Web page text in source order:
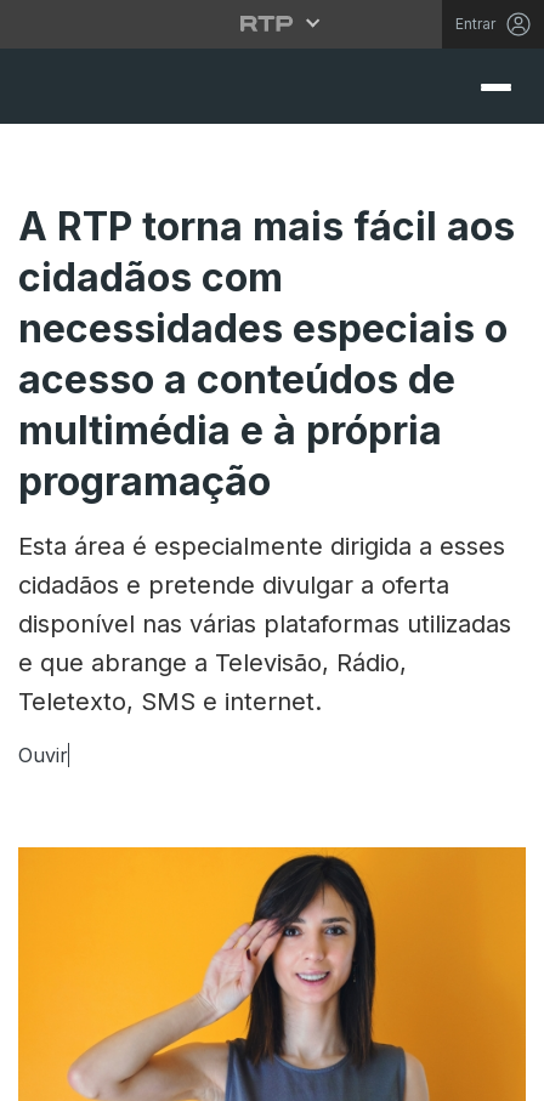
Entrar
A RTP torna mais fácil aos
cidadãos com
necessidades especiais o
acesso a conteúdos de
multimédia e à própria
programação
Esta área é especialmente dirigida a esses
cidadãos e pretende divulgar a oferta
disponível nas várias plataformas utilizadas
e que abrange a Televisão, Rádio,
Teletexto, SMS e internet.
Ouvir